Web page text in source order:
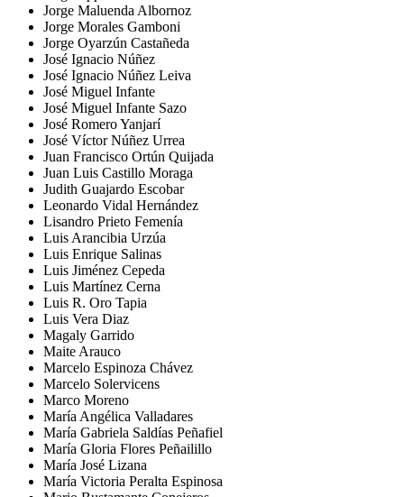
Jorge Maluenda Albornoz
Jorge Morales Gamboni
Jorge Oyarzún Castañeda
José Ignacio Núñez
José Ignacio Núñez Leiva
José Miguel Infante
José Miguel Infante Sazo
José Romero Yanjarí
José Víctor Núñez Urrea
Juan Francisco Ortún Quijada
Juan Luis Castillo Moraga
Judith Guajardo Escobar
Leonardo Vidal Hernández
Lisandro Prieto Femenía
Luis Arancibia Urzúa
Luis Enrique Salinas
Luis Jiménez Cepeda
Luis Martínez Cerna
Luis R. Oro Tapia
Luis Vera Diaz
Magaly Garrido
Maite Arauco
Marcelo Espinoza Chávez
Marcelo Solervicens
Marco Moreno
María Angélica Valladares
María Gabriela Saldías Peñafiel
María Gloria Flores Peñailillo
María José Lizana
María Victoria Peralta Espinosa